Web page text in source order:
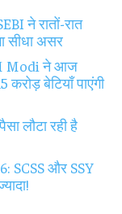
ने रातों-रात
सीधा असर
Modi ने आज
बेटियाँ पाएंगी
लौटा रही है
SCSS और SSY